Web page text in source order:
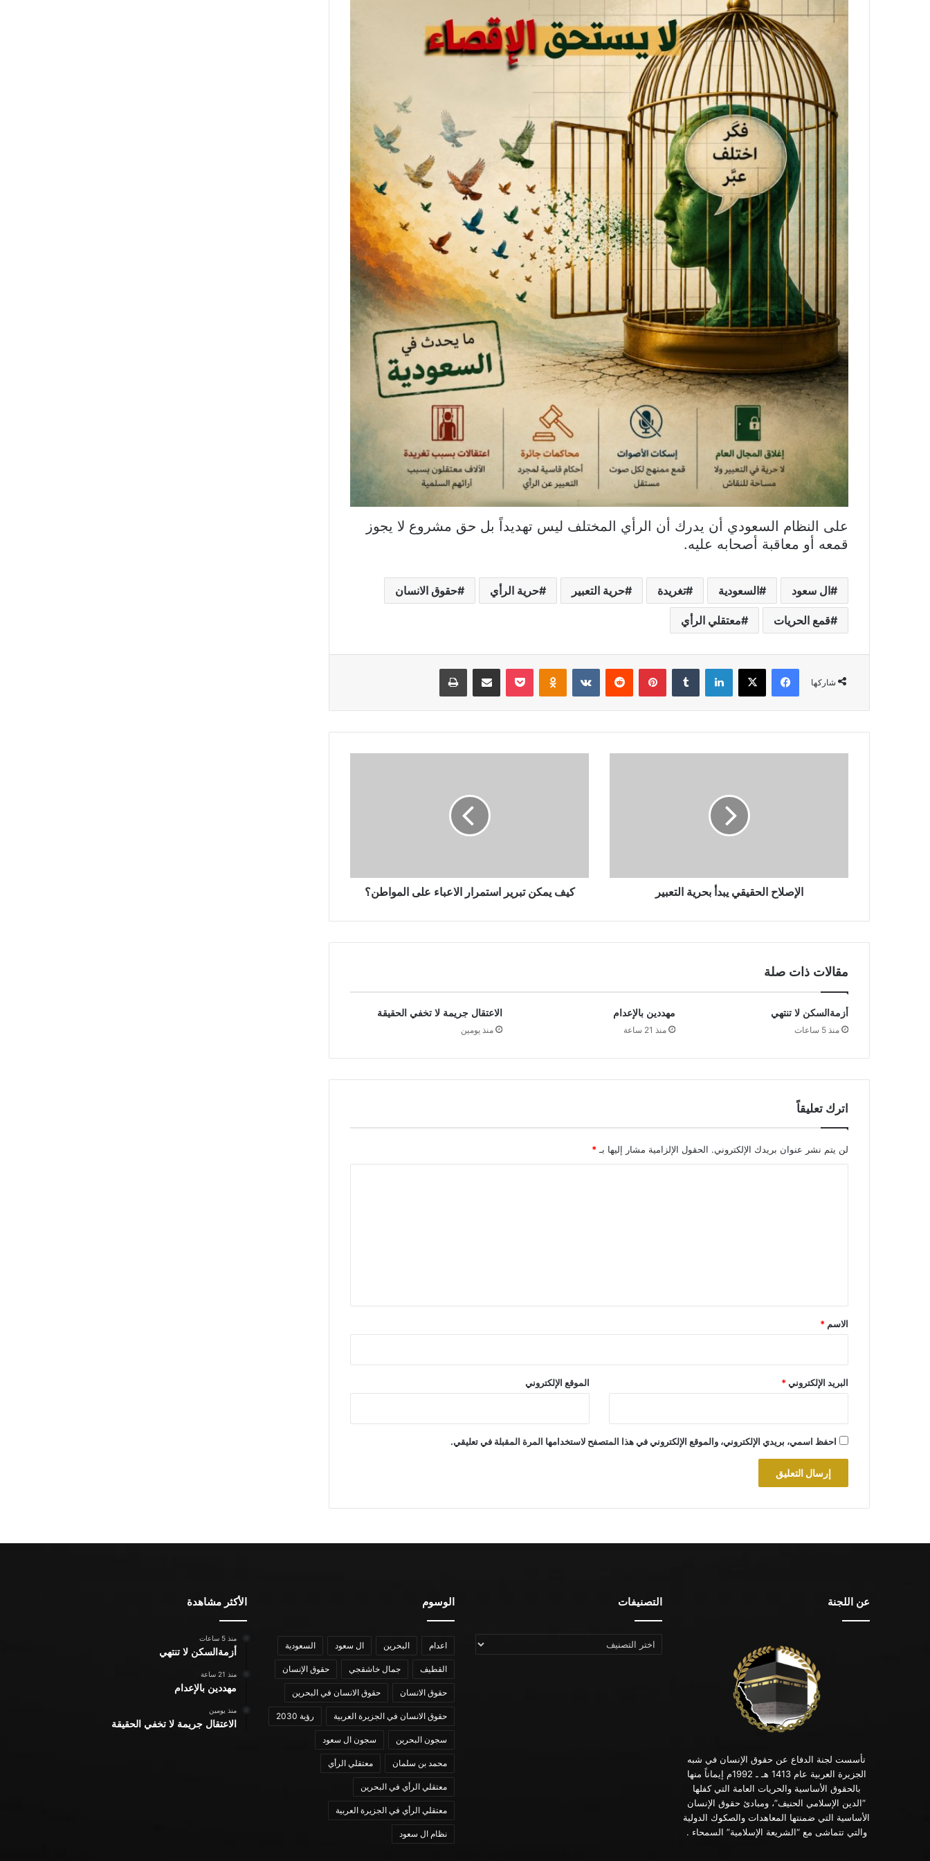
على النظام السعودي أن يدرك أن الرأي المختلف ليس تهديداً بل حق مشروع لا يجوز
قمعه أو معاقبة أصحابه عليه.
ال سعود السعودية تغريدة حرية التعبير حرية الرأي حقوق الانسان
قمع الحريات معتقلي الرأي
شاركها
فيسبوك X لينكدإن بينتيريست Odnoklassniki
بوكيت مشاركة عبر البريد طباعة
الإصلاح الحقيقي يبدأ بحرية التعبير كيف يمكن تبرير استمرار الاعباء على المواطن؟
مقالات ذات صلة
أزمةالسكن لا تنتهي
منذ 5 ساعات
مهددين بالإعدام
منذ 21 ساعة
الاعتقال جريمة لا تخفي الحقيقة
منذ يومين
اترك تعليقاً
لن يتم نشر عنوان بريدك الإلكتروني. الحقول الإلزامية مشار إليها بـ *
*
الاسم *
البريد الإلكتروني* الموقع الإلكتروني
احفظ اسمي، بريدي الإلكتروني، والموقع الإلكتروني في هذا المتصفح لاستخدامها المرة المقبلة في تعليقي.
عن اللجنة
تأسست لجنة الدفاع عن حقوق الإنسان في شبه
الجزيرة العربية عام 1413 هـ ـ 1992م إيماناً منها
بالحقوق الأساسية والحريات العامة التي كفلها
“الدين الإسلامي الحنيف”، ومبادئ حقوق الإنسان
الأساسية التي ضمنتها المعاهدات والصكوك الدولية
والتي تتماشى مع “الشريعة الإسلامية” السمحاء .
التصنيفات
التصنيفات
الوسوم
اعدام البحرين ال سعود السعودية
القطيف جمال خاشقجي حقوق الإنسان
حقوق الانسان حقوق الانسان في البحرين
حقوق الانسان في الجزيرة العربية رؤية 2030
سجون البحرين سجون ال سعود
محمد بن سلمان معتقلي الرأي
معتقلي الرأي في البحرين
معتقلي الرأي في الجزيرة العربية
نظام ال سعود
الأكثر مشاهدة
منذ 5 ساعات
أزمةالسكن لا تنتهي
منذ 21 ساعة
مهددين بالإعدام
منذ يومين
الاعتقال جريمة لا تخفي الحقيقة